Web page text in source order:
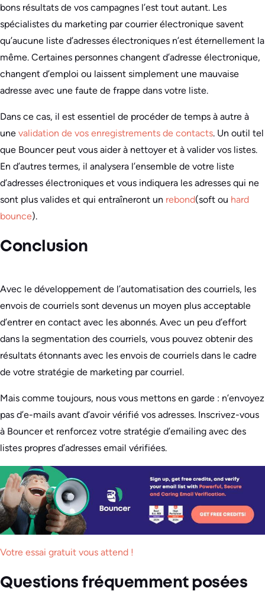
bons résultats de vos campagnes l’est tout autant. Les
spécialistes du marketing par courrier électronique savent
qu’aucune liste d’adresses électroniques n’est éternellement la
même. Certaines personnes changent d’adresse électronique,
changent d’emploi ou laissent simplement une mauvaise
adresse avec une faute de frappe dans votre liste.
Dans ce cas, il est essentiel de procéder de temps à autre à
une validation de vos enregistrements de contacts. Un outil tel
que Bouncer peut vous aider à nettoyer et à valider vos listes.
En d’autres termes, il analysera l’ensemble de votre liste
d’adresses électroniques et vous indiquera les adresses qui ne
sont plus valides et qui entraîneront un rebond(soft ou hard
bounce).
Conclusion
Avec le développement de l’automatisation des courriels, les
envois de courriels sont devenus un moyen plus acceptable
d’entrer en contact avec les abonnés. Avec un peu d’effort
dans la segmentation des courriels, vous pouvez obtenir des
résultats étonnants avec les envois de courriels dans le cadre
de votre stratégie de marketing par courriel.
Mais comme toujours, nous vous mettons en garde : n’envoyez
pas d’e-mails avant d’avoir vérifié vos adresses. Inscrivez-vous
à Bouncer et renforcez votre stratégie d’emailing avec des
listes propres d’adresses email vérifiées.
Votre essai gratuit vous attend !
Questions fréquemment posées